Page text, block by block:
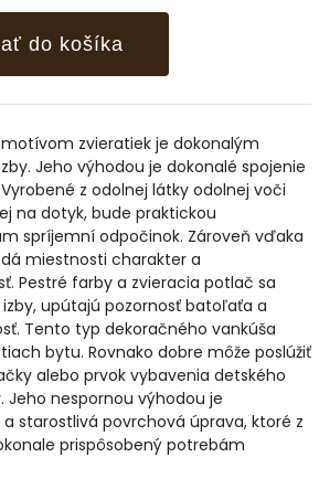
do košíka
zvieratiek je dokonalým
Jeho výhodou je dokonalé spojenie
z odolnej látky odolnej voči
na dotyk, bude praktickou
spríjemní odpočinok. Zároveň vďaka
miestnosti charakter a
Pestré farby a zvieracia potlač sa
upútajú pozornosť batoľaťa a
Tento typ dekoračného vankúša
bytu. Rovnako dobre môže poslúžiť
alebo prvok vybavenia detského
Jeho nespornou výhodou je
starostlivá povrchová úprava, ktoré z
prispôsobený potrebám